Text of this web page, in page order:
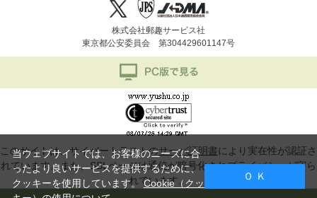
株式会社郵趣サービス社
東京都公安委員会 第304429601147号
このサイトは、サイバートラストのサーバ証明書により実在性が認証さ
れています。また、SSLページは通信が暗号化されプライバシーが守ら
れています。
当ウェブサイトでは、お客様のニーズに合
ったより良いサービスを提供するために、
クッキーを使用しています。Cookie（クッ
Ｏ Ｋ